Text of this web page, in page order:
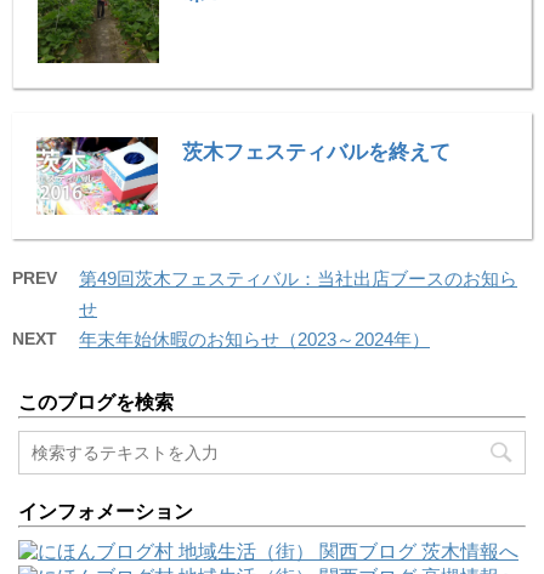
茨木フェスティバルを終えて
PREV
第49回茨木フェスティバル：当社出店ブースのお知ら
せ
NEXT 年末年始休暇のお知らせ（2023～2024年）
このブログを検索
インフォメーション